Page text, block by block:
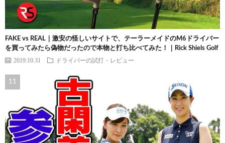
FAKE vs REAL｜激安の怪しいサイトで、テーラーメイドのM6ドライバー
を買ってみたら偽物だったので本物と打ち比べてみた！｜Rick Shiels Golf
2019.10.31 ドライバーの試打・レビュー